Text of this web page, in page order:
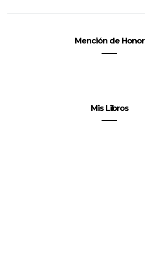
Mención de Honor
Mis Libros